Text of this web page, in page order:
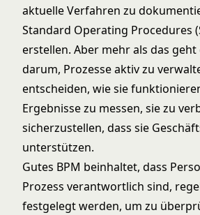
aktuelle Verfahren zu
Standard Operating Procedures
erstellen. Aber mehr als das geht
darum, Prozesse aktiv zu
entscheiden, wie sie
Ergebnisse zu messen, sie zu
sicherzustellen, dass sie
unterstützen.
Gutes BPM beinhaltet, dass
Prozess verantwortlich sind,
festgelegt werden, um zu